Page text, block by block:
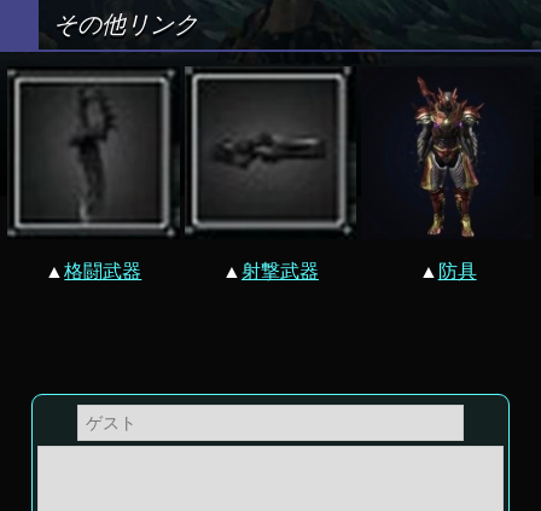
その他リンク
▲格闘武器 ▲ 射撃武器 ▲ 防具